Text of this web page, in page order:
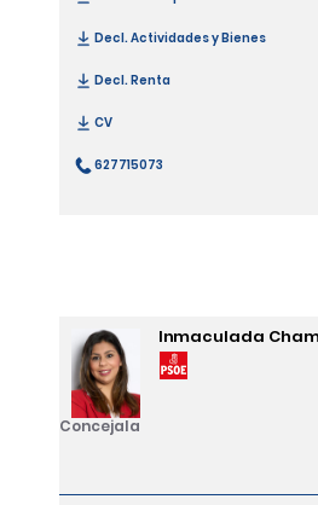
Decl. Actividades y Bienes[María
Decl. Renta[María Rosario
CV[María Rosario Rodríguez
627715073
Inmaculada
Concejala